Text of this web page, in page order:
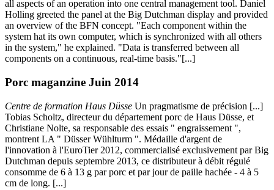
all aspects of an operation into one central management tool. Daniel
Holling greeted the panel at the Big Dutchman display and provided
an overview of the BFN concept. "Each component within the
system hat its own computer, which is synchronized with all others
in the system," he explained. "Data is transferred between all
components on a continuous, real-time basis."[...]
Porc maganzine Juin 2014
Centre de formation Haus Düsse Un pragmatisme de précision [...]
Tobias Scholtz, directeur du département porc de Haus Düsse, et
Christiane Nolte, sa responsable des essais " engraissement ",
montrent LA " Düsser Wühlturm ". Médaille d'argent de
l'innovation à l'EuroTier 2012, commercialisé exclusivement par Big
Dutchman depuis septembre 2013, ce distributeur à débit régulé
consomme de 6 à 13 g par porc et par jour de paille hachée - 4 à 5
cm de long. [...]